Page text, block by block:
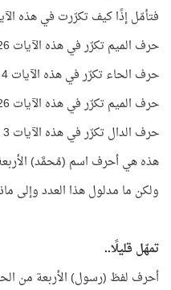
فتأمّل إذًا كيف تكرّرت في هذه
حرف الميم تكرّر في هذه الآيات 26 مرّة.
حرف الحاء تكرّر في هذه الآيات 4 مرات.
حرف الميم تكرّر في هذه الآيات 26 مرّة.
حرف الدال تكرّر في هذه الآيات 3 مرات.
هذه هي أحرف اسم (مُحمَّد)
ولكن ما مدلول هذا العدد وإلى
تمهّل قليلًا..
أحرف لفظ (رسول) الأربعة من